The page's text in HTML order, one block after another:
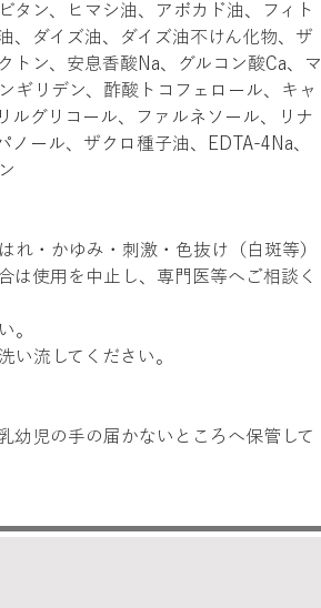
タン、ヒマシ油、アボカド油、フィト
、ダイズ油、ダイズ油不けん化物、ザ
トン、安息香酸Na、グルコン酸Ca、マ
ギリデン、酢酸トコフェロール、キャ
ルグリコール、ファルネソール、リナ
ノール、ザクロ種子油、EDTA-4Na、
れ・かゆみ・刺激・色抜け（白斑等）
は使用を中止し、専門医等へご相談く
。
い流してください。
幼児の手の届かないところへ保管して